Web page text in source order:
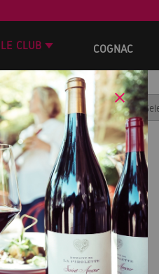
LE CLUB COGNAC
ORDENAR POR: